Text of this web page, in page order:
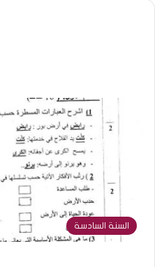
السنة السادسة